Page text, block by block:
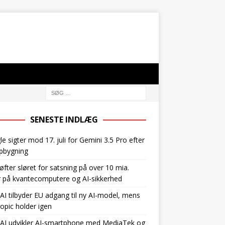
SENESTE INDLÆG
sigter mod 17. juli for Gemini 3.5 Pro efter
sløret for satsning på over 10 mia.
på kvantecomputere og AI-sikkerhed
tilbyder EU adgang til ny AI-model, mens
holder igen
udvikler AI-smartphone med MediaTek og